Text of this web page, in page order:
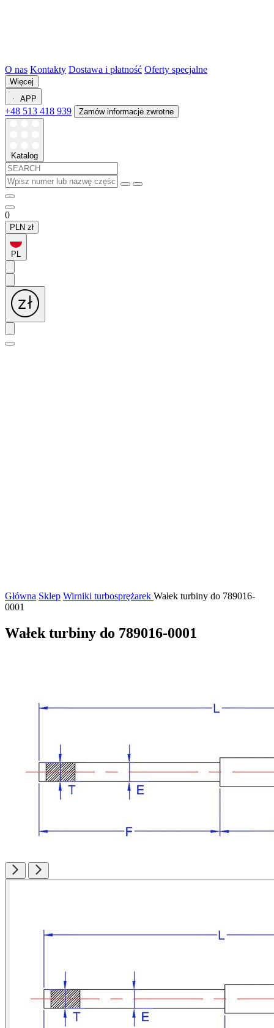
O nas Kontakty Dostawa i płatność Oferty specjalne
Więcej
APP
+48 513 418 939 Zamów informacje zwrotne
Katalog
0
PLN zł
PL
Główna Sklep Wirniki turbosprężarek Wałek turbiny do 789016-
0001
Wałek turbiny do 789016-0001